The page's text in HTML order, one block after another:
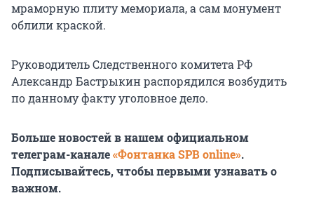
мраморную плиту мемориала, а сам монумент
облили краской.
Руководитель Следственного комитета РФ
Александр Бастрыкин распорядился возбудить
по данному факту уголовное дело.
Больше новостей в нашем официальном
телеграм-канале«Фонтанка SPB online».
Подписывайтесь, чтобы первыми узнавать о
важном.